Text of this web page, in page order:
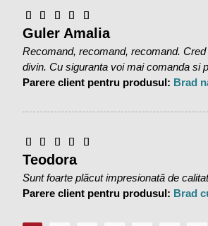
Guler Amalia
Recomand, recomand, recomand.
divin. Cu siguranta voi mai comanda si
Parere client pentru produsul: Brad
Teodora
Sunt foarte plăcut impresionată de
Parere client pentru produsul: Brad